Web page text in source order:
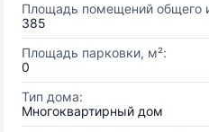
Площадь помещений общего
385
Площадь парковки, м²:
0
Тип дома:
Многоквартирный дом